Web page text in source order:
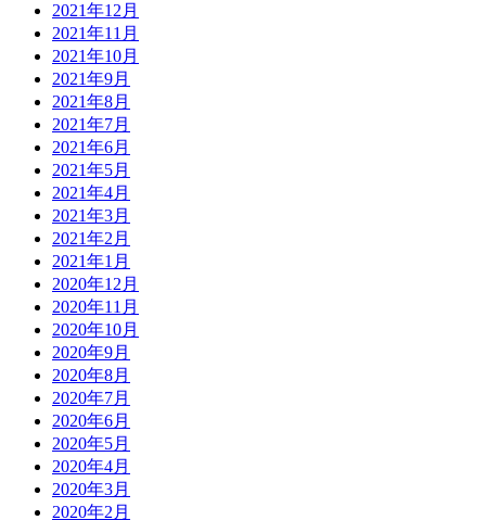
2021年12月
2021年11月
2021年10月
2021年9月
2021年8月
2021年7月
2021年6月
2021年5月
2021年4月
2021年3月
2021年2月
2021年1月
2020年12月
2020年11月
2020年10月
2020年9月
2020年8月
2020年7月
2020年6月
2020年5月
2020年4月
2020年3月
2020年2月